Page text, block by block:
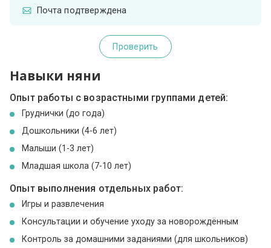
Почта подтверждена
Проверить
Навыки няни
Опыт работы с возрастными группами детей:
Груднички (до года)
Дошкольники (4-6 лет)
Малыши (1-3 лет)
Младшая школа (7-10 лет)
Опыт выполнения отдельных работ:
Игры и развлечения
Консультации и обучение уходу за новорождённым
Контроль за домашними заданиями (для школьников)